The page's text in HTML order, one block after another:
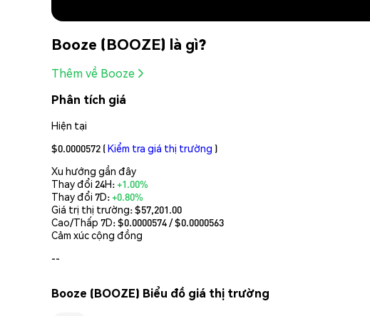
Booze (BOOZE) là gì?
Thêm về Booze
Phân tích giá
Hiện tại
$0.0000572 (Kiểm tra giá thị trường )
Xu hướng gần đây
Thay đổi 24H:+1.00%
Thay đổi 7D:+0.80%
Giá trị thị trường:$57,201.00
Cao/Thấp 7D: $0.0000574/ $0.0000563
Cảm xúc cộng đồng
--
Booze (BOOZE) Biểu đồ giá thị trường